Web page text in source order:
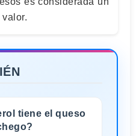
tiene el queso